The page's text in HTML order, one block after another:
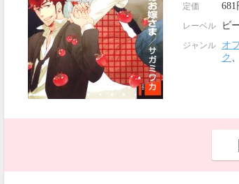
定価 681
レーベル ビ
ジャンル オ
ク 、